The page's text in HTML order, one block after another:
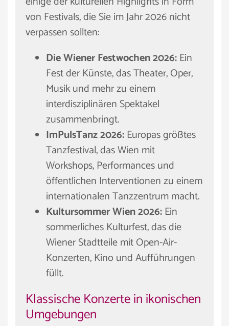
von Festivals, die Sie im Jahr 2026 nicht
verpassen sollten:
Die Wiener Festwochen 2026: Ein
Fest der Künste, das Theater, Oper,
Musik und mehr zu einem
interdisziplinären Spektakel
zusammenbringt.
ImPulsTanz 2026: Europas größtes
Tanzfestival, das Wien mit
Workshops, Performances und
öffentlichen Interventionen zu einem
internationalen Tanzzentrum macht.
Kultursommer Wien 2026: Ein
sommerliches Kulturfest, das die
Wiener Stadtteile mit Open-Air-
Konzerten, Kino und Aufführungen
füllt.
Klassische Konzerte in ikonischen
Umgebungen